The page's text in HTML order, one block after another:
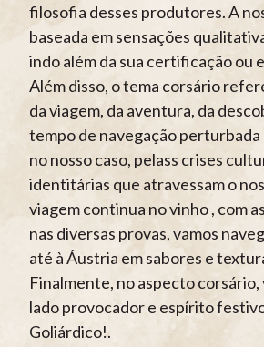
filosofia desses produtores. A
baseada em sensações
indo além da sua certificação ou
Além disso, o tema corsário
da viagem, da aventura, da
tempo de navegação perturbada
no nosso caso, pelass crises
identitárias que atravessam o
viagem continua no vinho , com
nas diversas provas, vamos
até à Áustria em sabores e
Finalmente, no aspecto corsário,
lado provocador e espírito
Goliárdico!.